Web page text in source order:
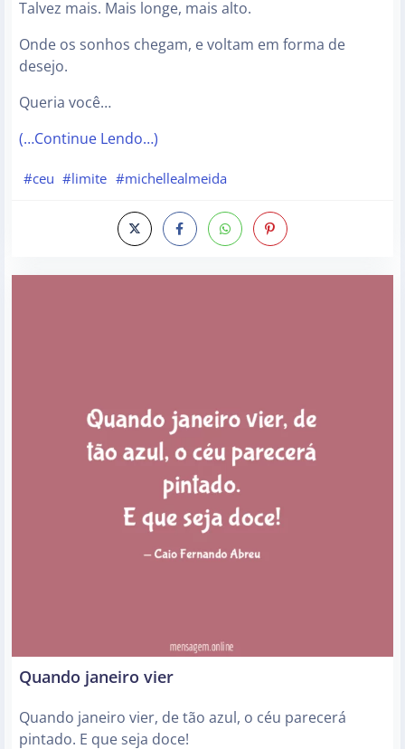
Talvez mais. Mais longe, mais alto.
Onde os sonhos chegam, e voltam em forma de
desejo.
Queria você…
(…Continue Lendo…)
#ceu #limite #michellealmeida
Quando janeiro vier
Quando janeiro vier, de tão azul, o céu parecerá
pintado. E que seja doce!